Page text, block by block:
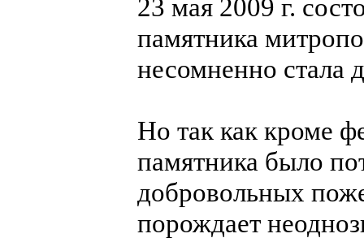
23 мая 2009 г.
памятника
несомненно стала
Но так как кроме
памятника было
добровольных
порождает